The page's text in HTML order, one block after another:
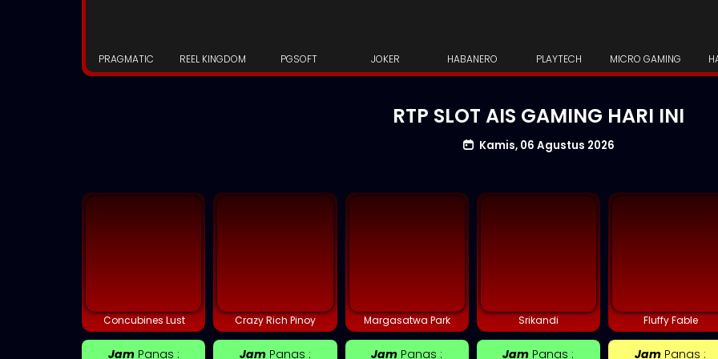
PRAGMATIC REEL KINGDOM PGSOFT JOKER HABANERO PLAYTECH MICRO GAMING
RTP SLOT AIS GAMING HARI INI
Kamis, 06 Agustus 2026
Concubines Lust
JamPanas :
Crazy Rich Pinoy
JamPanas :
Margasatwa Park
Jam Panas :
Srikandi
Jam Panas :
Fluffy Fable
JamPanas :